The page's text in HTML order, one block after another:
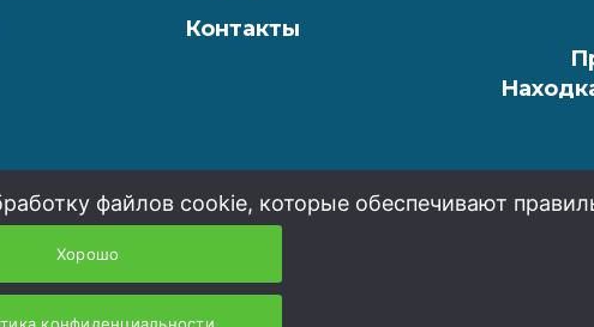
Контакты
файлов cookie, которые обеспечивают
Хорошо
конфиденциальности